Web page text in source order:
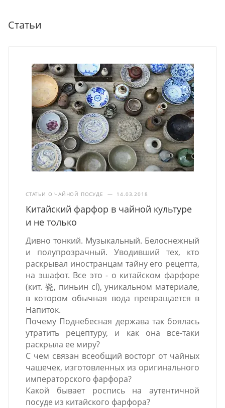
Статьи
СТАТЬИ О ЧАЙНОЙ ПОСУДЕ — 14.03.2018
Китайский фарфор в чайной культуре
и не только
Дивно тонкий. Музыкальный. Белоснежный
и полупрозрачный. Уводивший тех, кто
раскрывал иностранцам тайну его рецепта,
на эшафот. Все это - о китайском фарфоре
(кит. 瓷, пиньин cí), уникальном материале,
в котором обычная вода превращается в
Напиток.
Почему Поднебесная держава так боялась
утратить рецептуру, и как она все-таки
раскрыла ее миру?
С чем связан всеобщий восторг от чайных
чашечек, изготовленных из оригинального
императорского фарфора?
Какой бывает роспись на аутентичной
посуде из китайского фарфора?